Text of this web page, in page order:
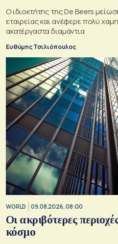
Ο ιδιοκτήτης της De Beers
εταιρείας και ανέφερε πολύ
ακατέργαστα διαμάντια
Ευθύμης Τσιλιόπουλος
WORLD 09.08.2026, 08:00
Οι ακριβότερες
κόσμο